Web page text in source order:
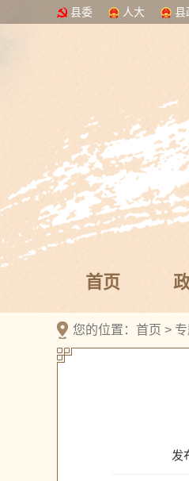
县委 人大 县
首页
您的位置： 首页 >
发